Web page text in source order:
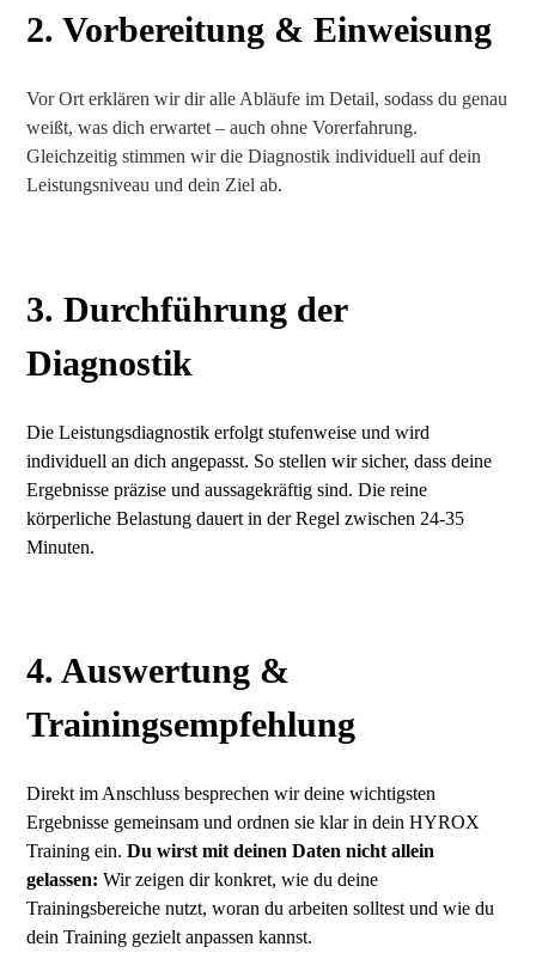
2. Vorbereitung & Einweisung
Vor Ort erklären wir dir alle Abläufe im Detail, sodass du genau
weißt, was dich erwartet – auch ohne Vorerfahrung.
Gleichzeitig stimmen wir die Diagnostik individuell auf dein
Leistungsniveau und dein Ziel ab.
3. Durchführung der
Diagnostik
Die Leistungsdiagnostik erfolgt stufenweise und wird
individuell an dich angepasst. So stellen wir sicher, dass deine
Ergebnisse präzise und aussagekräftig sind. Die reine
körperliche Belastung dauert in der Regel zwischen 24-35
Minuten.
4. Auswertung &
Trainingsempfehlung
Direkt im Anschluss besprechen wir deine wichtigsten
Ergebnisse gemeinsam und ordnen sie klar in dein HYROX
Training ein.Du wirst mit deinen Daten nicht allein
gelassen: Wir zeigen dir konkret, wie du deine
Trainingsbereiche nutzt, woran du arbeiten solltest und wie du
dein Training gezielt anpassen kannst.